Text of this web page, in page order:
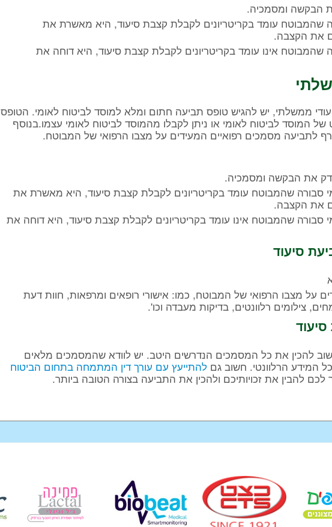
הבקשה ומסמכיה.
שהמבוטח עומד בקריטריונים לקבלת קצבת סיעוד, היא מאשרת את
את הקצבה.
אינו עומד בקריטריונים לקבלת קצבת סיעוד, היא דוחה את
ממשלתי, יש להגיש טופס תביעה חתום ומלא למוסד לביטוח לאומי. הטופס
המוסד לביטוח לאומי או ניתן לקבלו מהמוסד לביטוח לאומי עצמו.בנוסף
לתביעה מסמכים רפואיים המעידים על מצבו הרפואי של המבוטח.
את הבקשה ומסמכיה.
סבורה שהמבוטח עומד בקריטריונים לקבלת קצבת סיעוד, היא מאשרת את
את הקצבה.
סבורה שהמבוטח אינו עומד בקריטריונים לקבלת קצבת סיעוד, היא דוחה את
סיעוד
על מצבו הרפואי של המבוטח, כמו: אישורי רופאים ומרפאות, חוות דעת
צילומים רלוונטים, בדיקות מעבדה וכו'.
להכין את כל המסמכים הנדרשים היטב. יש לוודא שהמסמכים מלאים
המידע הרלוונטי. חשוב גם להתייעץ עם עורך דין המתמחה בתחום הביטוח
לכם להבין את זכויותיכם ולהכין את התביעה בצורה הטובה ביותר.